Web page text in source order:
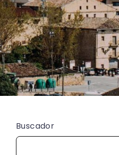
Buscador